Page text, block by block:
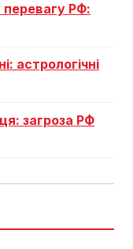
перевагу РФ:
астрологічні
загроза РФ